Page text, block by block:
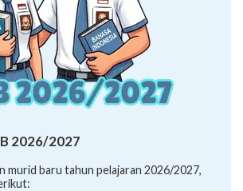
2026/2027
murid baru tahun pelajaran 2026/2027,